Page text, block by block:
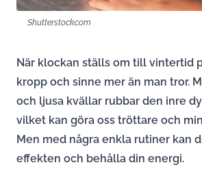
Shutterstock.com
När klockan ställs om till vintertid
kropp och sinne mer än man tror.
och ljusa kvällar rubbar den inre
vilket kan göra oss tröttare och
Men med några enkla rutiner kan
effekten och behålla din energi.